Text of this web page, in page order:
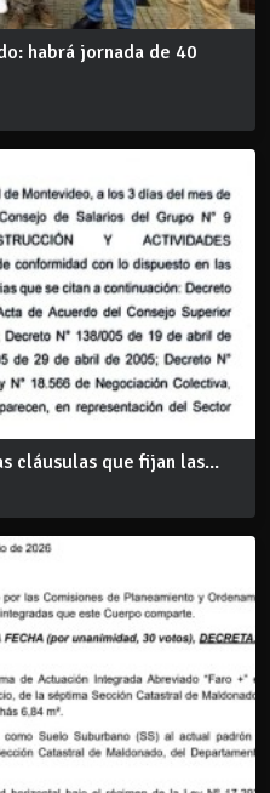
habrá jornada de 40
cláusulas que fijan las...